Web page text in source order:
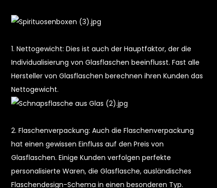
1. Nettogewicht: Dies ist auch der Hauptfaktor, der die
Individualisierung von Glasflaschen beeinflusst. Fast alle
Hersteller von Glasflaschen berechnen ihren Kunden das
Nettogewicht.
2. Flaschenverpackung: Auch die Flaschenverpackung
hat einen gewissen Einfluss auf den Preis von
Glasflaschen. Einige Kunden verfolgen perfekte
personalisierte Waren, die Glasflasche, ausländisches
Flaschendesign-Schema in einen besonderen Typ.